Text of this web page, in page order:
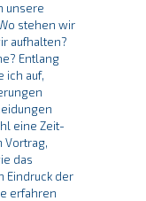
unsere
stehen wir
aufhalten?
Entlang
ich auf,
eine Zeit-
Vortrag,
das
Eindruck der
erfahren